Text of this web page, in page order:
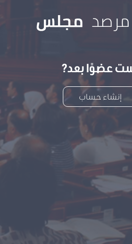
عضوًا بعد?
إنشاء حساب